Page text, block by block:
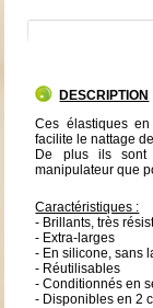
DESCRIPTION
Ces élastiques
facilite le nattage
De plus ils sont
manipulateur que
Caractéristiques :
- Brillants, très
- Extra-larges
- En silicone, sans
- Réutilisables
- Conditionnés en
- Disponibles en 2